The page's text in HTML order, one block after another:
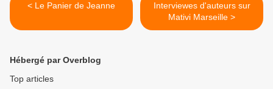
< Le Panier de Jeanne
Interviewes d'auteurs sur
Mativi Marseille >
Hébergé par Overblog
Top articles